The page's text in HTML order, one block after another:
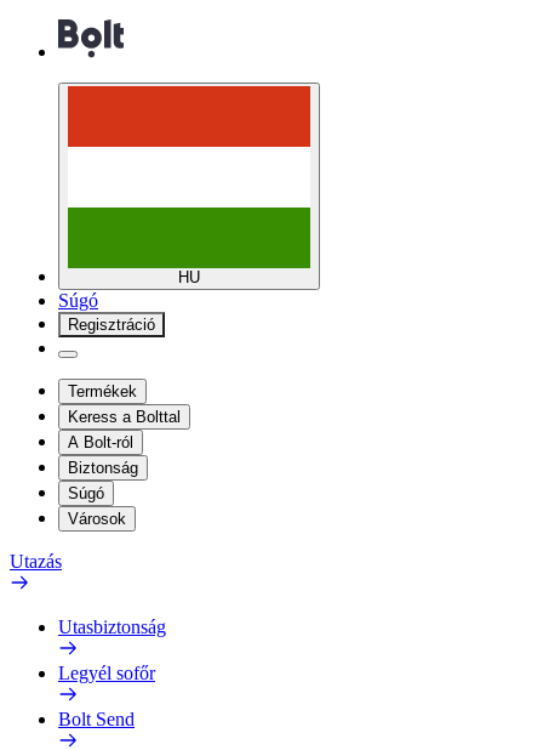
HU
Súgó
Regisztráció
Termékek
Keress a Bolttal
A Bolt-ról
Biztonság
Súgó
Városok
Utazás
Utasbiztonság
Legyél sofőr
Bolt Send